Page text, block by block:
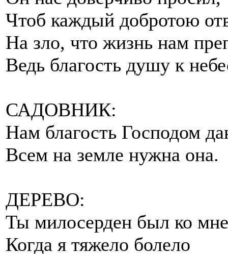
Чтоб каждый добротою
На зло, что жизнь нам
Ведь благость душу к
САДОВНИК:
Нам благость Господом
Всем на земле нужна она.
ДЕРЕВО:
Ты милосерден был ко
Когда я тяжело болело